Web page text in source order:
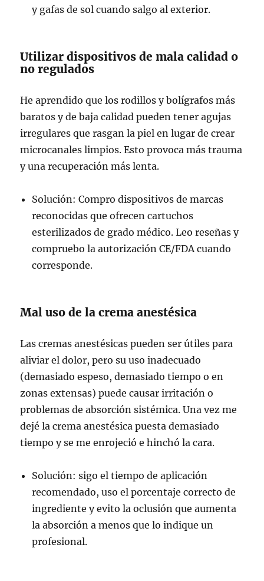
y gafas de sol cuando salgo al exterior.
Utilizar dispositivos de mala calidad o
no regulados
He aprendido que los rodillos y bolígrafos más
baratos y de baja calidad pueden tener agujas
irregulares que rasgan la piel en lugar de crear
microcanales limpios. Esto provoca más trauma
y una recuperación más lenta.
Solución: Compro dispositivos de marcas
reconocidas que ofrecen cartuchos
esterilizados de grado médico. Leo reseñas y
compruebo la autorización CE/FDA cuando
corresponde.
Mal uso de la crema anestésica
Las cremas anestésicas pueden ser útiles para
aliviar el dolor, pero su uso inadecuado
(demasiado espeso, demasiado tiempo o en
zonas extensas) puede causar irritación o
problemas de absorción sistémica. Una vez me
dejé la crema anestésica puesta demasiado
tiempo y se me enrojeció e hinchó la cara.
Solución: sigo el tiempo de aplicación
recomendado, uso el porcentaje correcto de
ingrediente y evito la oclusión que aumenta
la absorción a menos que lo indique un
profesional.